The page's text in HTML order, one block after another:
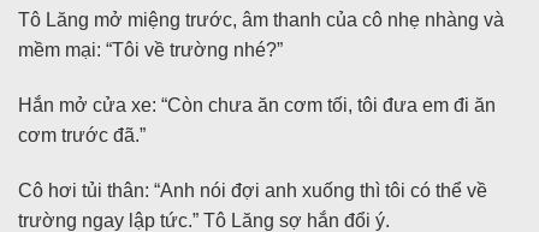
Tô Lăng mở miệng trước, âm thanh của cô nhẹ nhàng và
mềm mại: “Tôi về trường nhé?”
Hắn mở cửa xe: “Còn chưa ăn cơm tối, tôi đưa em đi ăn
cơm trước đã.”
Cô hơi tủi thân: “Anh nói đợi anh xuống thì tôi có thể về
trường ngay lập tức.” Tô Lăng sợ hắn đổi ý.